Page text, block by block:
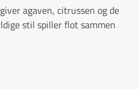
agaven, citrussen og de
stil spiller flot sammen